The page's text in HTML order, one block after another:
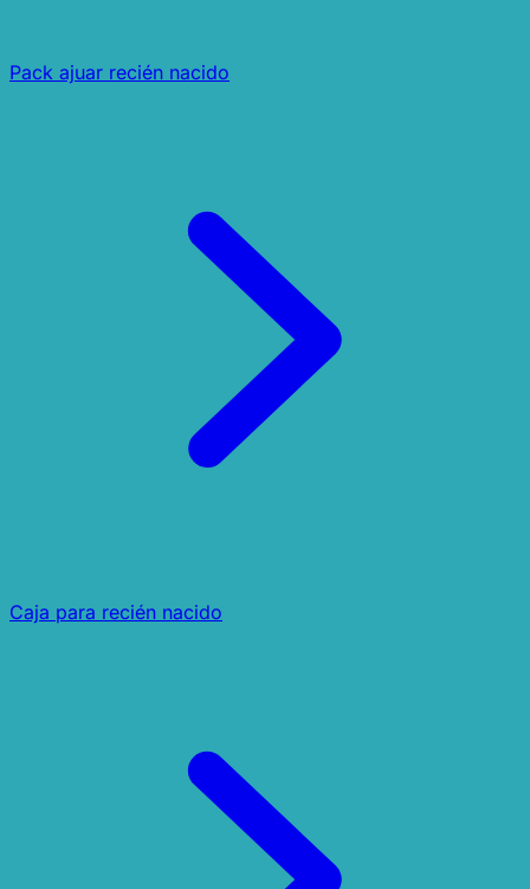
Pack ajuar recién nacido
Caja para recién nacido